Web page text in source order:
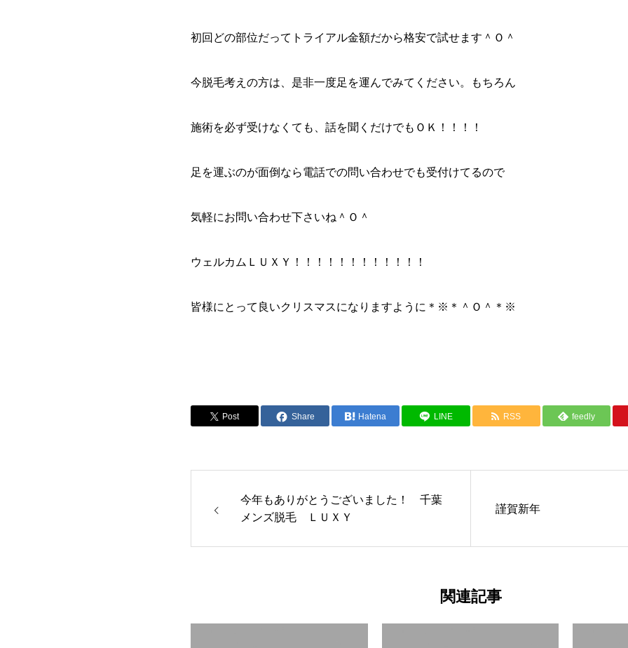
初回どの部位だってトライアル金額だから格安で試せます＾Ｏ＾
今脱毛考えの方は、是非一度足を運んでみてください。もちろん
施術を必ず受けなくても、話を聞くだけでもＯＫ！！！！
足を運ぶのが面倒なら電話での問い合わせでも受付けてるので
気軽にお問い合わせ下さいね＾Ｏ＾
ウェルカムＬＵＸＹ！！！！！！！！！！！！
皆様にとって良いクリスマスになりますように＊※＊＾Ｏ＾＊※
Post Share Hatena LINE RSS feedly
今年もありがとうございました！ 千葉
メンズ脱毛 ＬＵＸＹ
謹賀新年
関連記事